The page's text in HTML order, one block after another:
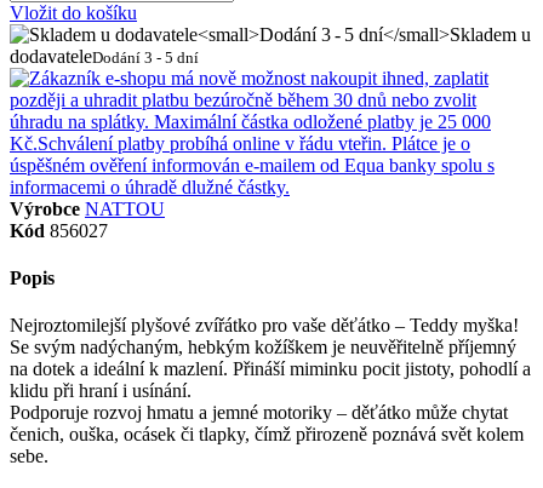
Vložit do košíku
Skladem u
dodavateleDodání 3 - 5 dní
Výrobce NATTOU
Kód 856027
Popis
Nejroztomilejší plyšové zvířátko pro vaše děťátko – Teddy myška!
Se svým nadýchaným, hebkým kožíškem je neuvěřitelně příjemný
na dotek a ideální k mazlení. Přináší miminku pocit jistoty, pohodlí a
klidu při hraní i usínání.
Podporuje rozvoj hmatu a jemné motoriky – děťátko může chytat
čenich, ouška, ocásek či tlapky, čímž přirozeně poznává svět kolem
sebe.